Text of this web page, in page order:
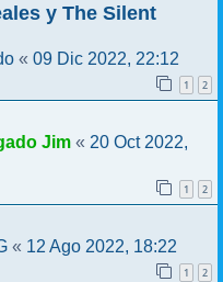
y The Silent
« 09 Dic 2022, 22:12
1 2
Jim « 20 Oct 2022,
1 2
« 12 Ago 2022, 18:22
1 2